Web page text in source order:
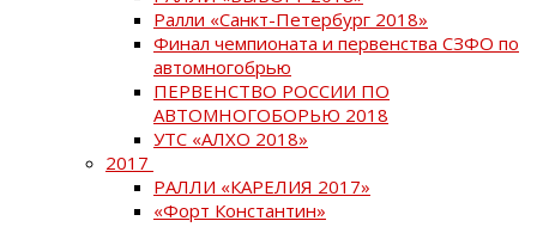
Ралли «Санкт-Петербург 2018»
Финал чемпионата и первенства СЗФО по
автомногобрью
ПЕРВЕНСТВО РОССИИ ПО
АВТОМНОГОБОРЬЮ 2018
УТС «АЛХО 2018»
2017
РАЛЛИ «КАРЕЛИЯ 2017»
«Форт Константин»